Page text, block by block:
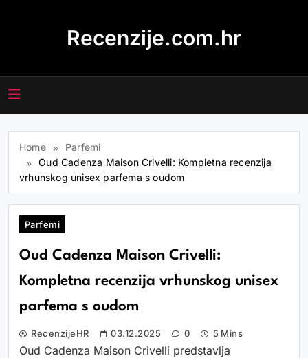
Recenzije.com.hr
Home
Parfemi
Oud Cadenza Maison Crivelli: Kompletna recenzija
vrhunskog unisex parfema s oudom
Parfemi
Oud Cadenza Maison Crivelli:
Kompletna recenzija vrhunskog unisex
parfema s oudom
RecenzijeHR 03.12.2025 0 5 Mins
Oud Cadenza Maison Crivelli predstavlja